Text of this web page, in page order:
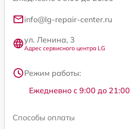
info@lg-repair-center.ru
ул. Ленина, 3
Адрес сервисного центра LG
Режим работы:
Ежедневно с 9:00 до 21:00
Способы оплаты